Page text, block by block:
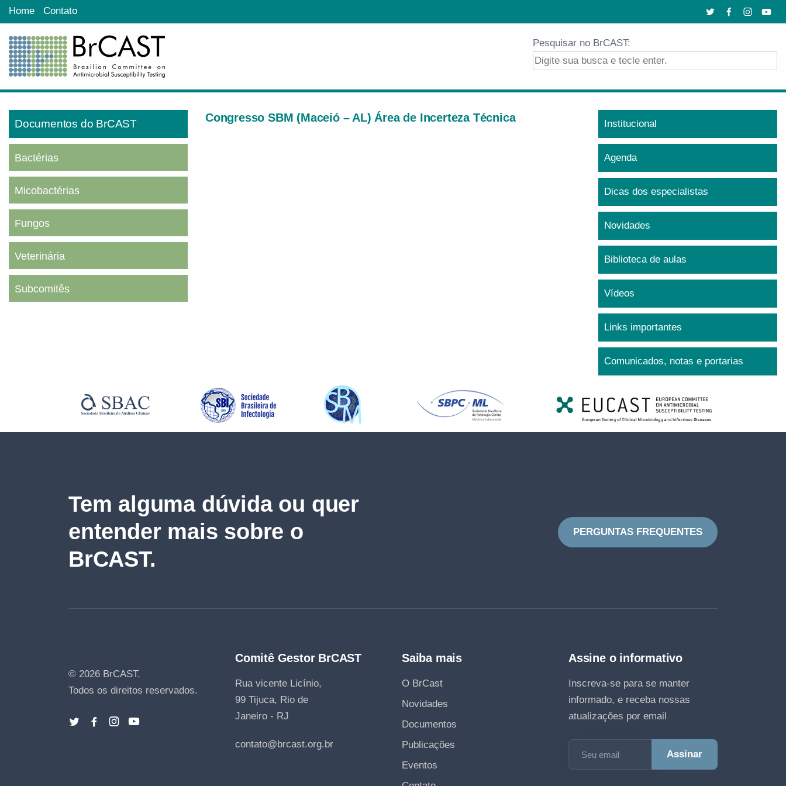
Home Contato
Pesquisar no BrCAST:
Documentos do BrCAST
Bactérias
Micobactérias
Fungos
Veterinária
Subcomitês
Congresso SBM (Maceió – AL) Área de Incerteza Técnica Institucional
Agenda
Dicas dos especialistas
Novidades
Biblioteca de aulas
Vídeos
Links importantes
Comunicados, notas e portarias
Tem alguma dúvida ou quer
entender mais sobre o
BrCAST.
PERGUNTAS FREQUENTES
© 2026 BrCAST.
Todos os direitos reservados.
Comitê Gestor BrCAST
Rua vicente Licínio,
99 Tijuca, Rio de
Janeiro - RJ
contato@brcast.org.br
Saiba mais
O BrCast
Novidades
Documentos
Publicações
Eventos
Assine o informativo
Inscreva-se para se manter
informado, e receba nossas
atualizações por email
Seu email